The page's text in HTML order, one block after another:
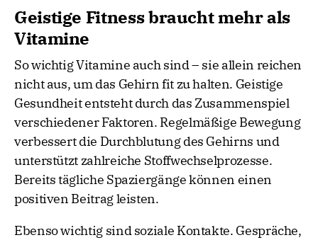
Geistige Fitness braucht mehr als
Vitamine
So wichtig Vitamine auch sind – sie allein reichen
nicht aus, um das Gehirn fit zu halten. Geistige
Gesundheit entsteht durch das Zusammenspiel
verschiedener Faktoren. Regelmäßige Bewegung
verbessert die Durchblutung des Gehirns und
unterstützt zahlreiche Stoffwechselprozesse.
Bereits tägliche Spaziergänge können einen
positiven Beitrag leisten.
Ebenso wichtig sind soziale Kontakte. Gespräche,